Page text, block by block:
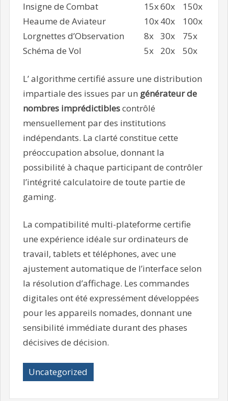
Insigne de Combat
15x60x
150x
Heaume de Aviateur
10x40x
100x
Lorgnettes d’Observation
8x 30x
75x
Schéma de Vol
5x 20x 50x
L’ algorithme certifié assure une distribution
impartiale des issues par un générateur de
nombres imprédictiblescontrôlé
mensuellement par des institutions
indépendants. La clarté constitue cette
préoccupation absolue, donnant la
possibilité à chaque participant de contrôler
l’intégrité calculatoire de toute partie de
gaming.
La compatibilité multi-plateforme certifie
une expérience idéale sur ordinateurs de
travail, tablets et téléphones, avec une
ajustement automatique de l’interface selon
la résolution d’affichage. Les commandes
digitales ont été expressément développées
pour les appareils nomades, donnant une
sensibilité immédiate durant des phases
décisives de décision.
Uncategorized